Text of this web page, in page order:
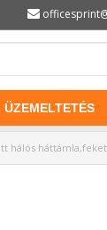
ÜZEMELTETÉS
hálós